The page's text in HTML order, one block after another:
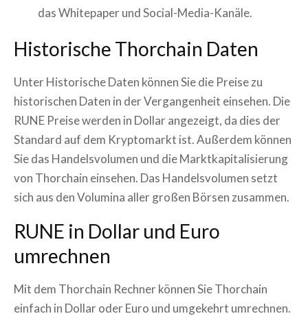
das Whitepaper und Social-Media-Kanäle.
Historische Thorchain Daten
Unter Historische Daten können Sie die Preise zu
historischen Daten in der Vergangenheit einsehen. Die
RUNE Preise werden in Dollar angezeigt, da dies der
Standard auf dem Kryptomarkt ist. Außerdem können
Sie das Handelsvolumen und die Marktkapitalisierung
von Thorchain einsehen. Das Handelsvolumen setzt
sich aus den Volumina aller großen Börsen zusammen.
RUNE in Dollar und Euro
umrechnen
Mit dem Thorchain Rechner können SieThorchain
einfach in Dollar oder Euro und umgekehrt umrechnen.